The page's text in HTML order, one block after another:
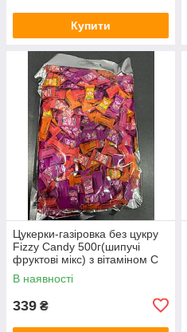
Купити
Цукерки-газіровка без цукру
Fizzy Candy 500г(шипучі
фруктові мікс) з вітаміном C
та ментолом
В наявності
339 ₴